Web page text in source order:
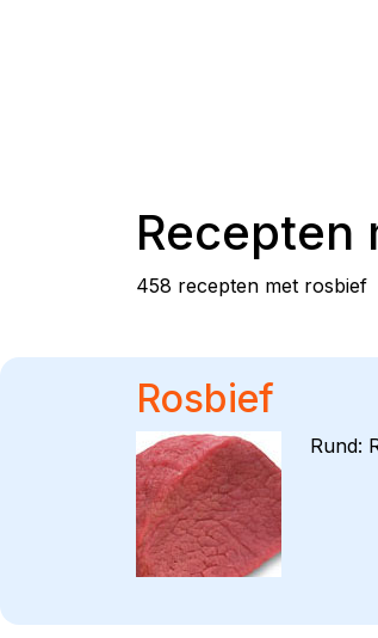
Recepten
458 recepten met rosbief
Rosbief
Rund: